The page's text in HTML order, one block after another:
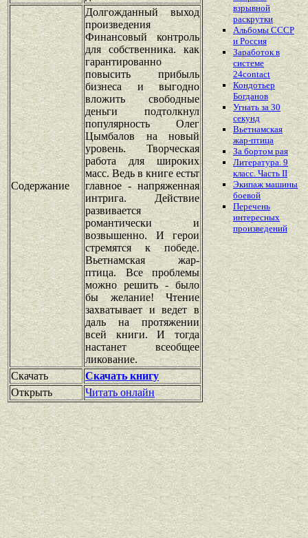
Содержание
Долгожданный выход
произведения
Финансовый контроль
для собственника. как
гарантированно
повысить прибыль
бизнеса и выгодно
вложить свободные
деньги подтолкнул
популярность Олег
Цымбалов на новый
уровень. Творческая
работа для широких
масс. Ведь в книге естьт
главное - напряженная
интрига. Действие
развивается
романтически и
возвышенно. И герои
стремятся к победе.
Вьетнамская жар-
птица. Все проблемы
можно решить - было
бы желание! Чтение
захватывает и ведет в
даль на протяжении
всей книги. И тогда
настанет всеобщее
ликование.
Скачать
Скачать книгу
Открыть
Читать онлайн
взрывной
раскрутки
Альбомы СССР
и Россия
Заработок в
системе
24contact
Кондотьер
Богданов
Угнать за 30
секунд
Вьетнамская
жар-птица
За бортом рая
Литература. 9
класс. Часть II
Экипаж машины
боевой
Перечень
интересных
произведений